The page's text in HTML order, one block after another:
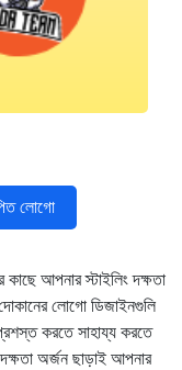
লোগো
আপনার স্টাইলিং দক্ষতা
লোগো ডিজাইনগুলি
করতে সাহায্য করতে
অর্জন ছাড়াই আপনার